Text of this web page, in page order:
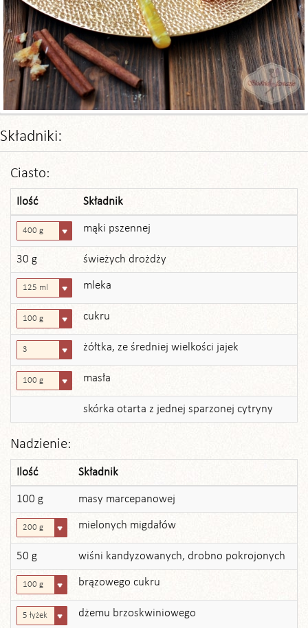
Składniki:
Ciasto:
Ilość Składnik
400 g mąki pszennej
30 g świeżych drożdży
125 ml mleka
100 g cukru
3 żółtka, ze średniej wielkości jajek
100 g masła
skórka otarta z jednej sparzonej cytryny
Nadzienie:
Ilość Składnik
100 g masy marcepanowej
200 g mielonych migdałów
50 g wiśni kandyzowanych, drobno pokrojonych
100 g brązowego cukru
5 łyżek dżemu brzoskwiniowego